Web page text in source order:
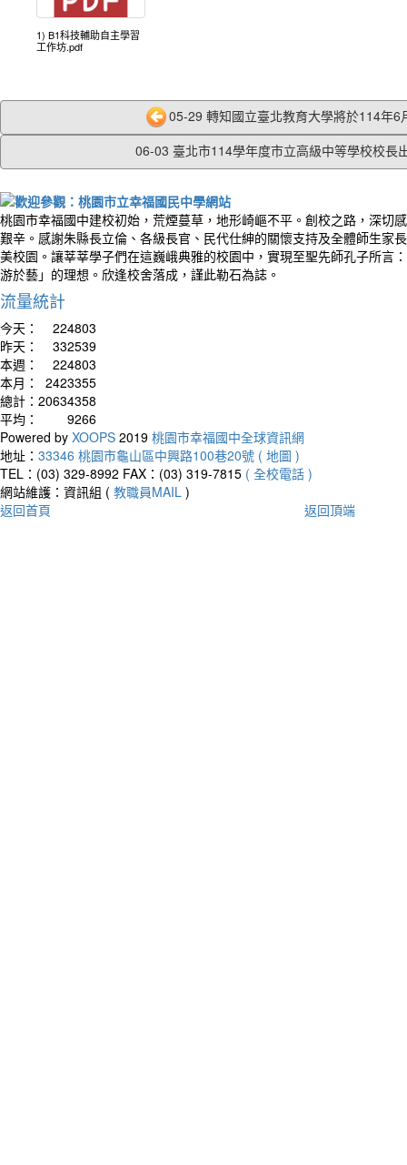
1) B1科技輔助自主學習
工作坊.pdf
05-29 轉知國立臺北教育大學將於114年6
06-03 臺北市114學年度市立高級中等學校校長
桃園市幸福國中建校初始，荒煙蔓草，地形崎嶇不平。創校之路，深切
艱辛。感謝朱縣長立倫、各級長官、民代仕紳的關懷支持及全體師生家
美校園。讓莘莘學子們在這巍峨典雅的校園中，實現至聖先師孔子所言
游於藝」的理想。欣逢校舍落成，謹此勒石為誌。
流量統計
今天：
224803
昨天：
332539
本週：
224803
本月：
2423355
總計： 20634358
平均：
9266
Powered by XOOPS 2019 桃園市幸福國中全球資訊網
地址： 33346 桃園市龜山區中興路100巷20號 ( 地圖 )
TEL：(03) 329-8992 FAX：(03) 319-7815 ( 全校電話 )
網站維護：資訊組 ( 教職員MAIL )
返回首頁
返回頂端